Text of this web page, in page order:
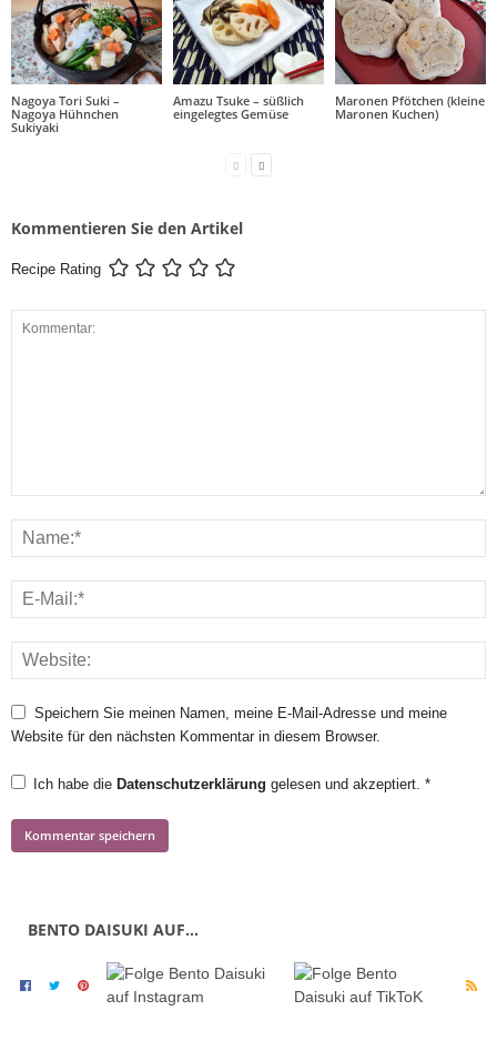
Nagoya Tori Suki –
Nagoya Hühnchen
Sukiyaki
Amazu Tsuke – süßlich
eingelegtes Gemüse
Maronen Pfötchen (kleine
Maronen Kuchen)
Kommentieren Sie den Artikel
Recipe Rating
Speichern Sie meinen Namen, meine E-Mail-Adresse und meine
Website für den nächsten Kommentar in diesem Browser.
Ich habe die Datenschutzerklärung gelesen und akzeptiert. *
BENTO DAISUKI AUF…